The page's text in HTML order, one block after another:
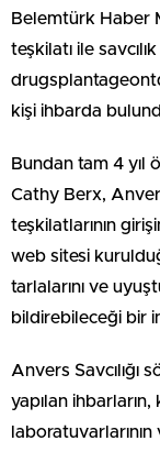
Belemtürk Haber
teşkilatı ile
kişi ihbarda
Bundan tam 4 yıl
Cathy Berx,
teşkilatlarının
web sitesi
tarlalarını ve
bildirebileceği bir
Anvers Savcılığı
yapılan